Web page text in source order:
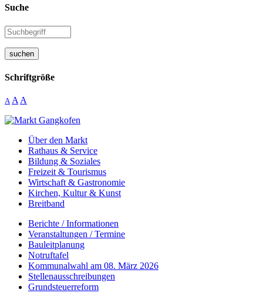
Suche
suchen
Schriftgröße
A A A
Über den Markt
Rathaus & Service
Bildung & Soziales
Freizeit & Tourismus
Wirtschaft & Gastronomie
Kirchen, Kultur & Kunst
Breitband
Berichte / Informationen
Veranstaltungen / Termine
Bauleitplanung
Notruftafel
Kommunalwahl am 08. März 2026
Stellenausschreibungen
Grundsteuerreform